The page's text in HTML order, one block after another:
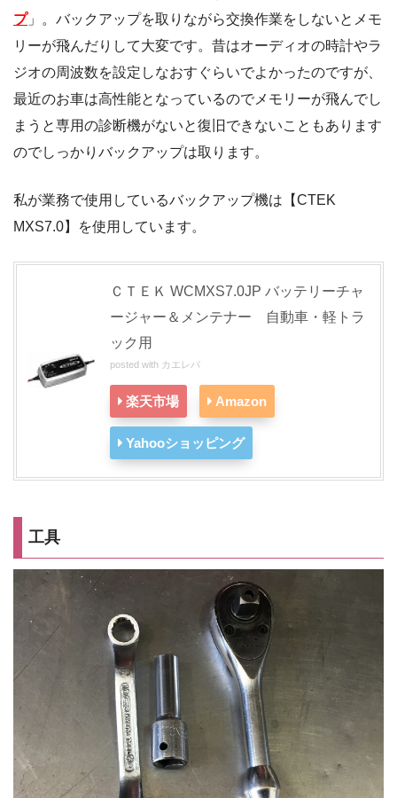
プ」。バックアップを取りながら交換作業をしないとメモ
リーが飛んだりして大変です。昔はオーディオの時計やラ
ジオの周波数を設定しなおすぐらいでよかったのですが、
最近のお車は高性能となっているのでメモリーが飛んでし
まうと専用の診断機がないと復旧できないこともあります
のでしっかりバックアップは取ります。
私が業務で使用しているバックアップ機は【CTEK
MXS7.0】を使用しています。
ＣＴＥＫ WCMXS7.0JP バッテリーチャ
ージャー＆メンテナー 自動車・軽トラ
ック用
posted with カエレバ
楽天市場 Amazon
Yahooショッピング
工具